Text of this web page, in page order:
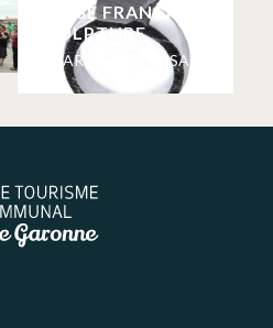
MASSE FRANCK
SCULPTURE
MARTRES-TOLOSANE